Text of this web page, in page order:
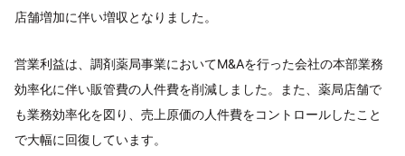
店舗増加に伴い増収となりました。
営業利益は、調剤薬局事業においてM&Aを行った会社の本部業務
効率化に伴い販管費の人件費を削減しました。また、薬局店舗で
も業務効率化を図り、売上原価の人件費をコントロールしたこと
で大幅に回復しています。